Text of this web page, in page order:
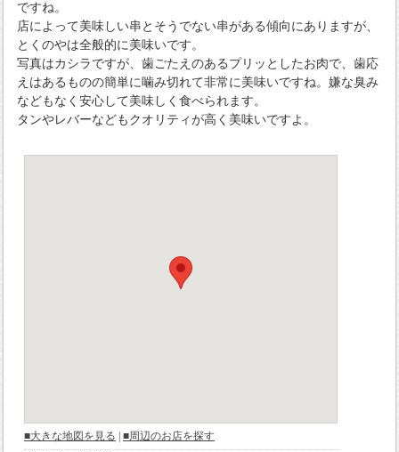
ですね。
店によって美味しい串とそうでない串がある傾向にありますが、
とくのやは全般的に美味いです。
写真はカシラですが、歯ごたえのあるプリッとしたお肉で、歯応
えはあるものの簡単に噛み切れて非常に美味いですね。嫌な臭み
などもなく安心して美味しく食べられます。
タンやレバーなどもクオリティが高く美味いですよ。